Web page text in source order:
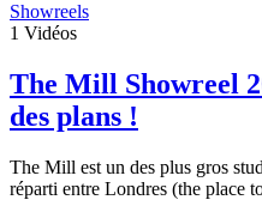
Showreels
1 Vidéos
The Mill Showreel
des plans !
The Mill est un des plus gros
réparti entre Londres (the place